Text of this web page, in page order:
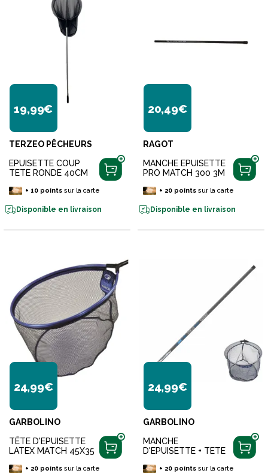
19,99€
TERZEO PÊCHEURS
EPUISETTE COUP
TETE RONDE 40CM
+ 10pointssur la carte
Disponible en livraison
20,49€
RAGOT
MANCHE EPUISETTE
PRO MATCH 300 3M
+ 20pointssur la carte
Disponible en livraison
24,99€
GARBOLINO
TÊTE D'EPUISETTE
LATEX MATCH 45X35
+ 20pointssur la carte
24,99€
GARBOLINO
MANCHE
D'EPUISETTE + TETE
+ 20pointssur la carte